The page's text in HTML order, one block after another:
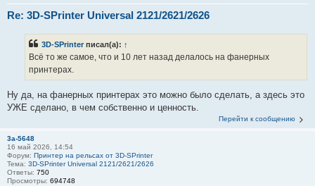
Re: 3D-SPrinter Universal 2121/2621/2626
3D-SPrinter писал(а): ↑
Всё то же самое, что и 10 лет назад делалось на фанерных
принтерах.
Ну да, на фанерных принтерах это можно было сделать, а здесь это
УЖЕ сделано, в чем собственно и ценность.
Перейти к сообщению
3a-5648
16 май 2026, 14:54
Форум: Принтер на рельсах от 3D-SPrinter
Тема: 3D-SPrinter Universal 2121/2621/2626
Ответы: 750
Просмотры: 694748